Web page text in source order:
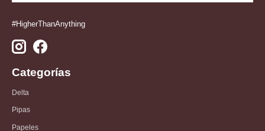
#HigherThanAnything
Categorías
Delta
Pipas
Papeles